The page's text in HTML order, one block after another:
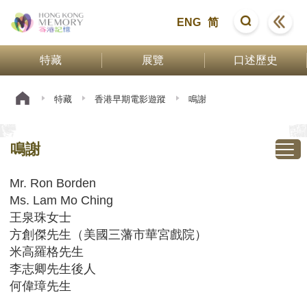
ENG 简
特藏 展覽 口述歷史
特藏 香港早期電影遊蹤 鳴謝
鳴謝
Mr. Ron Borden
Ms. Lam Mo Ching
王泉珠女士
方創傑先生（美國三藩市華宮戲院）
米高羅格先生
李志卿先生後人
何偉璋先生